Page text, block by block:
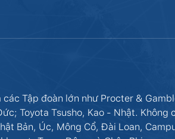
Tập đoàn lớn như Procter &
Toyota Tsusho, Kao - Nhật. Không
Bản, Úc, Mông Cổ, Đài Loan,